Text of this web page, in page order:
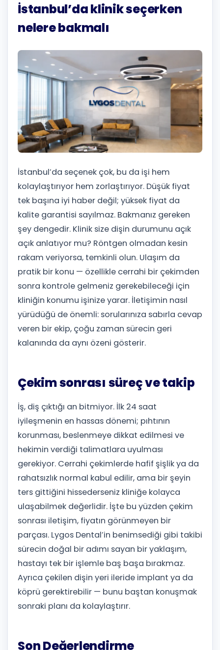
İstanbul’da klinik seçerken
nelere bakmalı
İstanbul’da seçenek çok, bu da işi hem
kolaylaştırıyor hem zorlaştırıyor. Düşük fiyat
tek başına iyi haber değil; yüksek fiyat da
kalite garantisi sayılmaz. Bakmanız gereken
şey dengedir. Klinik size dişin durumunu açık
açık anlatıyor mu? Röntgen olmadan kesin
rakam veriyorsa, temkinli olun. Ulaşım da
pratik bir konu — özellikle cerrahi bir çekimden
sonra kontrole gelmeniz gerekebileceği için
kliniğin konumu işinize yarar. İletişimin nasıl
yürüdüğü de önemli: sorularınıza sabırla cevap
veren bir ekip, çoğu zaman sürecin geri
kalanında da aynı özeni gösterir.
Çekim sonrası süreç ve takip
İş, diş çıktığı an bitmiyor. İlk 24 saat
iyileşmenin en hassas dönemi; pıhtının
korunması, beslenmeye dikkat edilmesi ve
hekimin verdiği talimatlara uyulması
gerekiyor. Cerrahi çekimlerde hafif şişlik ya da
rahatsızlık normal kabul edilir, ama bir şeyin
ters gittiğini hissederseniz kliniğe kolayca
ulaşabilmek değerlidir. İşte bu yüzden çekim
sonrası iletişim, fiyatın görünmeyen bir
parçası. Lygos Dental’in benimsediği gibi takibi
sürecin doğal bir adımı sayan bir yaklaşım,
hastayı tek bir işlemle baş başa bırakmaz.
Ayrıca çekilen dişin yeri ileride implant ya da
köprü gerektirebilir — bunu baştan konuşmak
sonraki planı da kolaylaştırır.
Son Değerlendirme